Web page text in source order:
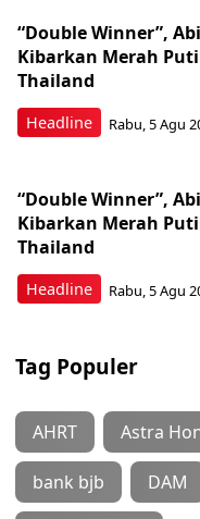
Headline
“Double Winner”,
Kibarkan Merah
Thailand
Rabu, 5 Agu
Headline
“Double Winner”,
Kibarkan Merah
Thailand
Rabu, 5 Agu
Tag Populer
AHRT Astra
bank bjb DAM